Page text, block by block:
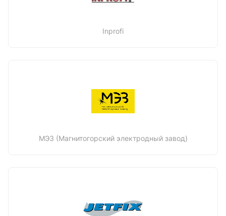
Inprofi
МЭЗ (Магнитогорский электродный завод)